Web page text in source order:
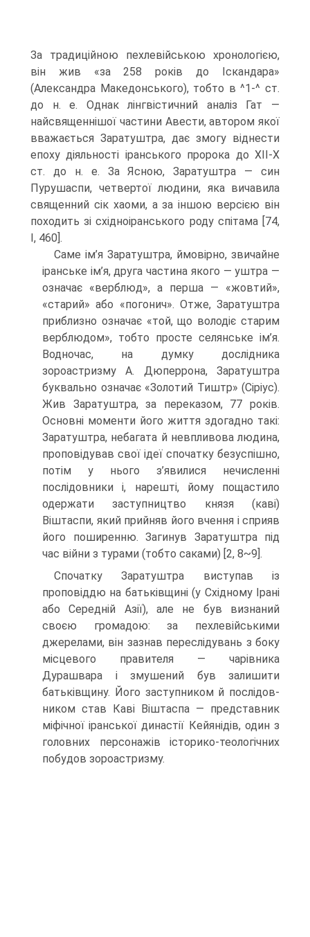
За традиційною пехлевійсь­кою хронологією,
він жив «за 258 років до Іскандара»
(Александра Македонсько­го), тобто в ^1-^ ст.
до н. е. Однак лінгвістичний аналіз Гат —
найсвященнішої частини Авести, автором якої
вважається Заратуштра, дає змогу віднести
епоху діяльності іранського пророка до ХІІ-Х
ст. до н. е. За Ясною, Заратуштра — син
Пурушаспи, четвертої людини, яка вичавила
священний сік хаоми, а за іншою вер­сією він
походить зі східноіранського роду спітама [74,
I, 460].
Саме ім’я Заратуштра, ймовірно, звичайне
іранське ім’я, друга частина яко­го — уштра —
означає «верблюд», а перша — «жовтий»,
«старий» або «погонич». Отже, Заратуштра
приблизно означає «той, що володіє старим
верблюдом», тобто просте селянське ім’я.
Водночас, на думку дослідника
зороастризму А. Дюперро­на, Заратуштра
буквально означає «Золотий Тиштр» (Сіріус).
Жив Заратуштра, за переказом, 77 років.
Основні моменти його життя здогадно такі:
Заратуштра, не­багата й невпливова людина,
проповідував свої ідеї спочатку безуспішно,
потім у нього з’явилися нечисленні
послідовники і, нарешті, йому пощастило
одержати заступництво князя (каві)
Віштаспи, який прийняв його вчення і сприяв
його по­ширенню. Загинув Заратуштра під
час війни з турами (тобто саками) [2, 8~9].
Спочатку Заратуштра виступав із
проповіддю на батьківщині (у Східному Ірані
або Середній Азії), але не був визнаний
своєю громадою: за пехлевійськи­ми
джерелами, він зазнав переслідувань з боку
місцевого правителя — чарівника
Дурашвара і змушений був залишити
батьківщину. Його заступником й послідов­
ником став Каві Віштаспа — представник
міфічної іранської династії Кейянідів, один з
головних персонажів історико-теологічних
побудов зороастризму.